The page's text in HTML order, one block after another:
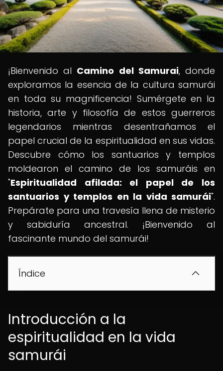
¡Bienvenido al Camino del Samurai, donde
exploramos la esencia de la cultura samurái
en toda su magnificencia! Sumérgete en la
historia, arte y filosofía de estos guerreros
legendarios mientras desentrañamos el
papel crucial de la espiritualidad en sus vidas.
Descubre cómo los santuarios y templos
moldearon el camino de los samuráis en
"Espiritualidad afilada: el papel de los
santuarios y templos en la vida samurái".
Prepárate para una travesía llena de misterio
y sabiduría ancestral. ¡Bienvenido al
fascinante mundo del samurái!
Índice
Introducción a la
espiritualidad en la vida
samurái